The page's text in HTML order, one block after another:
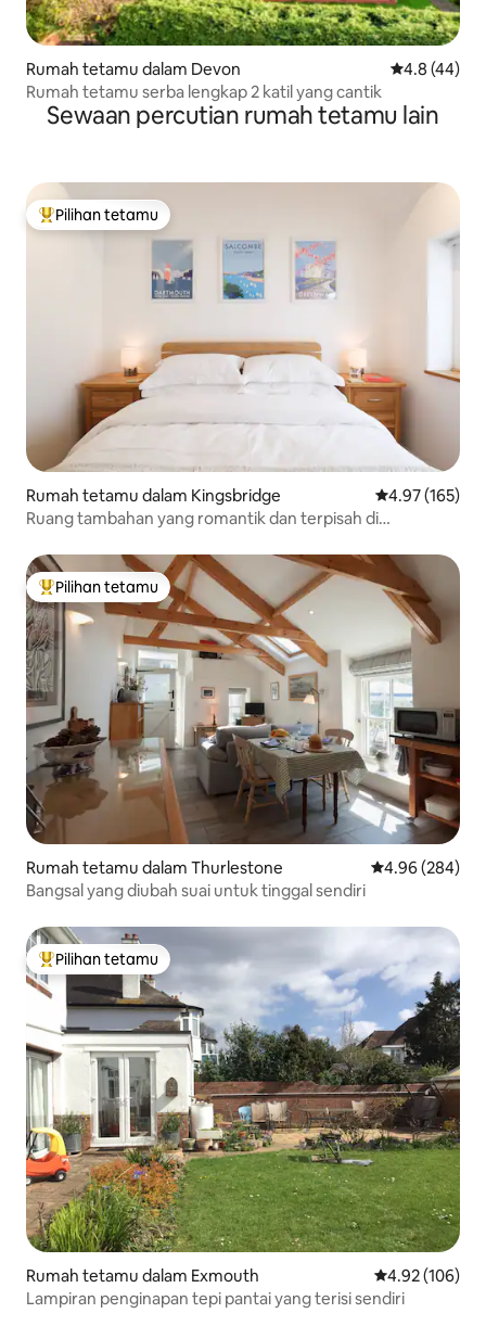
Rumah tetamu dalam Devon Penarafan
4.8 (44)
Rumah tetamu serba lengkap 2 katil yang cantik
Sewaan percutian rumah tetamu lain
Pilihan utama tetamu
Pilihan tetamu
Rumah tetamu dalam Kingsbridge Penarafan
4.97 (165)
Ruang tambahan yang romantik dan terpisah di
Pilihan utama tetamu
Pilihan tetamu
Rumah tetamu dalam Thurlestone Penarafan
4.96 (284)
Bangsal yang diubah suai untuk tinggal sendiri
Pilihan utama tetamu
Pilihan tetamu
Rumah tetamu dalam Exmouth Penarafan
4.92 (106)
Lampiran penginapan tepi pantai yang terisi sendiri